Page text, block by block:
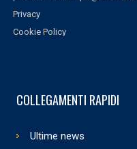
Privacy
Cookie Policy
COLLEGAMENTI RAPIDI
Ultime news